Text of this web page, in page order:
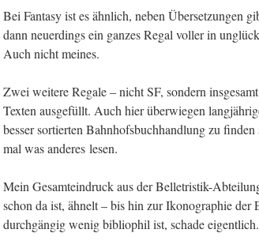
Bei Fan­ta­sy ist es ähn­lich, neben Über­set­zun­gen
dann neu­er­dings ein gan­zes Regal vol­ler in
Auch nicht meines.
Zwei wei­te­re Rega­le – nicht SF, son­dern
Tex­ten aus­ge­füllt. Auch hier über­wie­gen
bes­ser sor­tier­ten Bahn­hofs­buch­hand­lung zu
mal was ande­res lesen.
Mein Gesamt­ein­druck aus der Bel­le­tris­tik-
schon da ist, ähnelt – bis hin zur Iko­no­gra­phie der
durch­gän­gig wenig biblio­phil ist, scha­de eigentlich.